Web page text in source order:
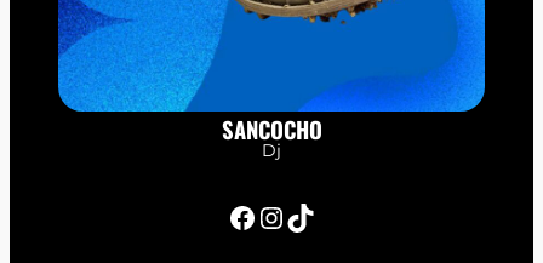
SANCOCHO
Dj
Facebook InstagramTikTok